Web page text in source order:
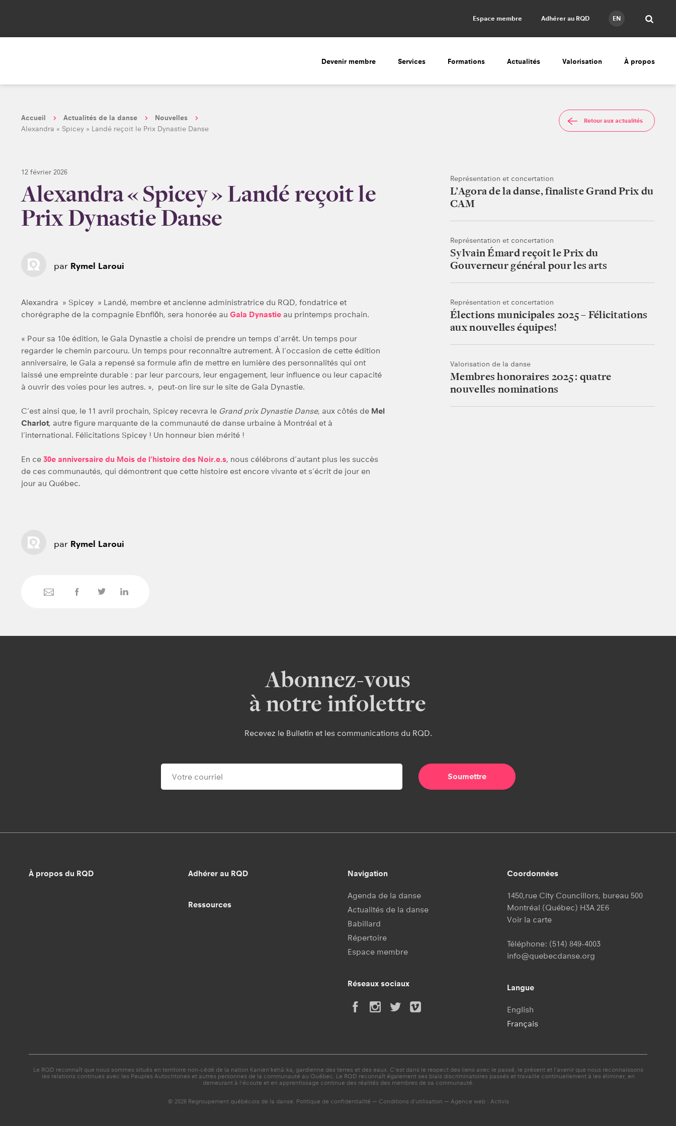
EN
Adhérer au RQD
Espace membre
Devenir membre Services Formations Actualités Valorisation À propos
Accueil Actualités de la danse
Nouvelles
Alexandra « Spicey » Landé reçoit le Prix Dynastie Danse
12 février 2026
Alexandra « Spicey » Landé reçoit le
Prix Dynastie Danse
par Rymel Laroui
Alexandra » Spicey » Landé, membre et ancienne administratrice du RQD, fondatrice et
chorégraphe de la compagnie Ebnflōh, sera honorée au Gala Dynastie au printemps prochain.
« Pour sa 10e édition, le Gala Dynastie a choisi de prendre un temps d’arrêt. Un temps pour
regarder le chemin parcouru. Un temps pour reconnaître autrement. À l’occasion de cette édition
anniversaire, le Gala a repensé sa formule afin de mettre en lumière des personnalités qui ont
laissé une empreinte durable : par leur parcours, leur engagement, leur influence ou leur capacité
à ouvrir des voies pour les autres. », peut-on lire sur le site de Gala Dynastie.
C’est ainsi que, le 11 avril prochain, Spicey recevra le Grand prix Dynastie Danse, aux côtés de Mel
Charlot, autre figure marquante de la communauté de danse urbaine à Montréal et à
l’international. Félicitations Spicey ! Un honneur bien mérité !
En ce 30e anniversaire du Mois de l’histoire des Noir.e.s, nous célébrons d’autant plus les succès
de ces communautés, qui démontrent que cette histoire est encore vivante et s’écrit de jour en
jour au Québec.
par Rymel Laroui
Retour aux actualités
Représentation et concertation
L’Agora de la danse, finaliste Grand Prix du
CAM
Représentation et concertation
Sylvain Émard reçoit le Prix du
Gouverneur général pour les arts
Représentation et concertation
Élections municipales 2025 – Félicitations
aux nouvelles équipes!
Valorisation de la danse
Membres honoraires 2025 : quatre
nouvelles nominations
Abonnez-vous
à notre infolettre
Recevez le Bulletin et les communications du RQD.
À propos du RQD Adhérer au RQD
Ressources
Navigation
Agenda de la danse
Actualités de la danse
Babillard
Répertoire
Espace membre
Réseaux sociaux
Coordonnées
1450,rue City Councillors, bureau 500
Montréal (Québec) H3A 2E6
Voir la carte
Téléphone: (514) 849-4003
info@quebecdanse.org
Langue
English
Français
Le RQD reconnaît que nous sommes situés en territoire non-cédé de la nation Kanien'kehá:ka, gardienne des terres et des eaux. C’est dans le respect des liens avec le passé, le présent et l'avenir que nous reconnaissons
les relations continues avec les Peuples Autochtones et autres personnes de la communauté au Québec. Le RQD reconnaît également ses biais discriminatoires passés et travaille continuellement à les éliminer, en
demeurant à l'écoute et en apprentissage continue des réalités des membres de sa communauté.
© 2026 Regroupement québécois de la danse. Politique de confidentialité — Conditions d'utilisation — Agence web : Activis